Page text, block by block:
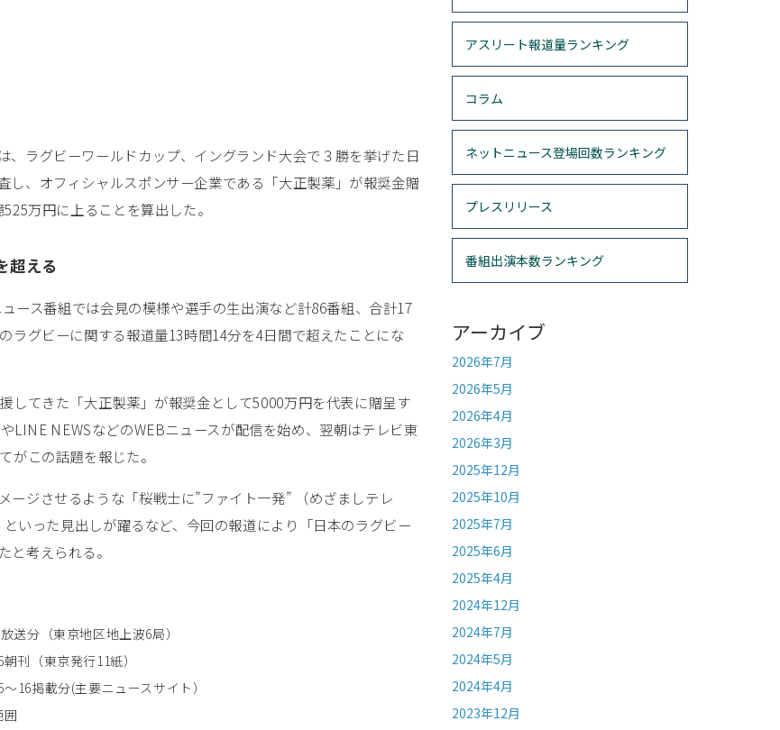
ラグビーワールドカップ、イングランド大会で３勝を挙げた日
、オフィシャルスポンサー企業である「大正製薬」が報奨金贈
万円に上ることを算出した。
超える
ース番組では会見の模様や選手の生出演など計86番組、合計17
ラグビーに関する報道量13時間14分を4日間で超えたことにな
してきた「大正製薬」が報奨金として5000万円を代表に贈呈す
LINE NEWSなどのWEBニュースが配信を始め、翌朝はテレビ東
がこの話題を報じた。
ジさせるような「桜戦士に”ファイト一発” （めざましテレ
いった見出しが躍るなど、今回の報道により「日本のラグビー
と考えられる。
送分（東京地区地上波6局）
刊（東京発行11紙）
16掲載分(主要ニュースサイト）
囲
アスリート報道量ランキング
コラム
ネットニュース登場回数ランキング
プレスリリース
番組出演本数ランキング
アーカイブ
2026年7月
2026年5月
2026年4月
2026年3月
2025年12月
2025年10月
2025年7月
2025年6月
2025年4月
2024年12月
2024年7月
2024年5月
2024年4月
2023年12月